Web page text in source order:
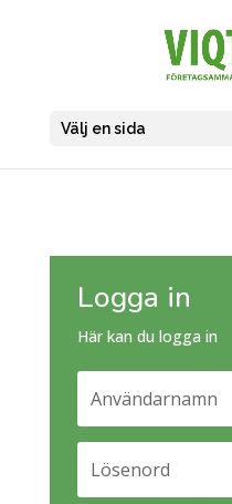
Välj en sida
Logga in
Här kan du logga in